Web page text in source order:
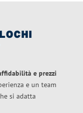
e prezzi
e un team
si adatta